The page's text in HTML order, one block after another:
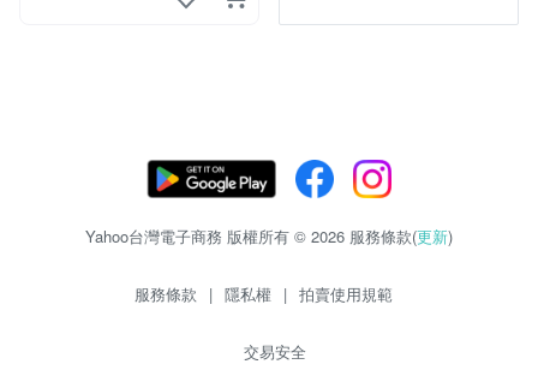
Yahoo台灣電子商務 版權所有 © 2026 服務條款(更新)
服務條款 | 隱私權 | 拍賣使用規範
交易安全